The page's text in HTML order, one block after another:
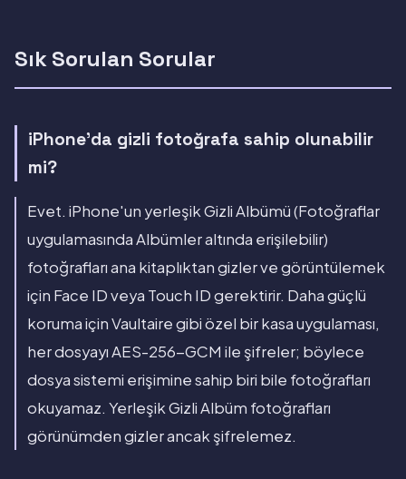
Sık Sorulan Sorular
iPhone'da gizli fotoğrafa sahip olunabilir
mi?
Evet. iPhone'un yerleşik Gizli Albümü (Fotoğraflar
uygulamasında Albümler altında erişilebilir)
fotoğrafları ana kitaplıktan gizler ve görüntülemek
için Face ID veya Touch ID gerektirir. Daha güçlü
koruma için Vaultaire gibi özel bir kasa uygulaması,
her dosyayı AES-256-GCM ile şifreler; böylece
dosya sistemi erişimine sahip biri bile fotoğrafları
okuyamaz. Yerleşik Gizli Albüm fotoğrafları
görünümden gizler ancak şifrelemez.